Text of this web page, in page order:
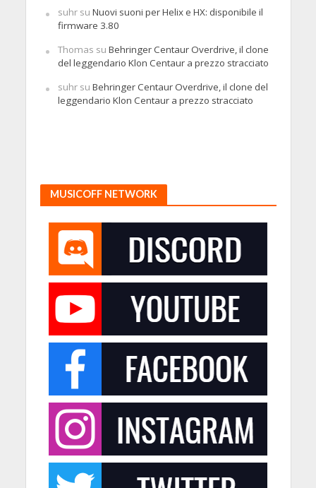
suhrsu Nuovi suoni per Helix e HX: disponibile il
firmware 3.80
Thomas su Behringer Centaur Overdrive, il clone
del leggendario Klon Centaur a prezzo stracciato
suhrsu Behringer Centaur Overdrive, il clone del
leggendario Klon Centaur a prezzo stracciato
MUSICOFF NETWORK